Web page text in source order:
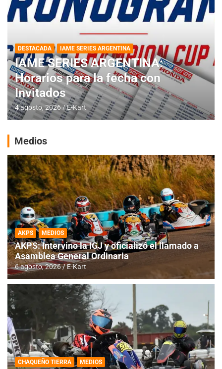
DESTACADA IAME SERIES ARGENTINA
IAME SERIES ARGENTINA:
Horarios para la fecha con
Invitados
4 agosto, 2026 E-Kart
Medios
AKPS MEDIOS
AKPS: Intervino la IGJ y oficializó el llamado a
Asamblea General Ordinaria
6 agosto, 2026 E-Kart
CHAQUEÑO TIERRA MEDIOS